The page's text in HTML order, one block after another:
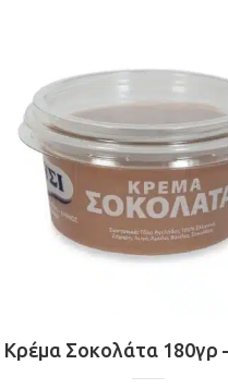
Κρέμα Σοκολάτα 180γρ